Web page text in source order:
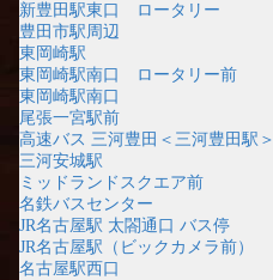
新豊田駅東口 ロータリー
豊田市駅周辺
東岡崎駅
東岡崎駅南口 ロータリー前
東岡崎駅南口
尾張一宮駅前
高速バス 三河豊田＜三河豊田駅＞
三河安城駅
ミッドランドスクエア前
名鉄バスセンター
JR名古屋駅 太閤通口 バス停
JR名古屋駅（ビックカメラ前）
名古屋駅西口